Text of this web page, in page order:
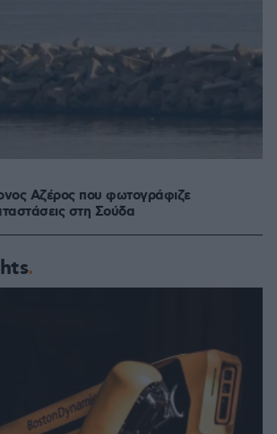
Αζέρος που φωτογράφιζε
στη Σούδα